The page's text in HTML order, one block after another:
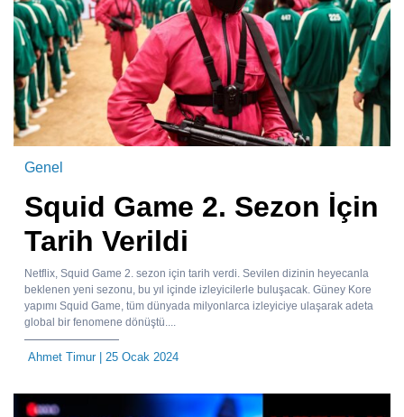
Genel
Squid Game 2. Sezon İçin
Tarih Verildi
Netflix, Squid Game 2. sezon için tarih verdi. Sevilen dizinin heyecanla
beklenen yeni sezonu, bu yıl içinde izleyicilerle buluşacak. Güney Kore
yapımı Squid Game, tüm dünyada milyonlarca izleyiciye ulaşarak adeta
global bir fenomene dönüştü....
Ahmet Timur| 25 Ocak 2024